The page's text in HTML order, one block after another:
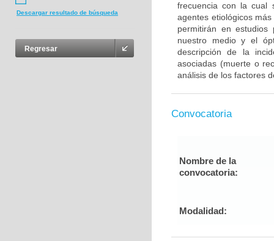
Descargar resultado de búsqueda
Regresar
frecuencia con la cual
agentes etiológicos
permitirán en estudios
nuestro medio y el
descripción de la
asociadas (muerte o
análisis de los factores
Convocatoria
Nombre de la
convocatoria:
Modalidad: